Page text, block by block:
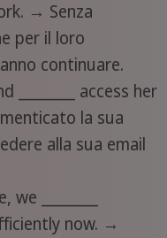
→ Senza
per il loro
continuare.
access her
la sua
alla sua email
________
now. →